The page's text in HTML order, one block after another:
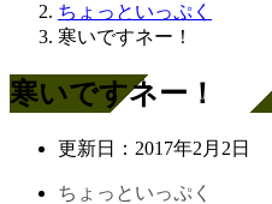
ちょっといっぷく
寒いですネー！
寒いですネー！
更新日： 2017年2月2日
ちょっといっぷく